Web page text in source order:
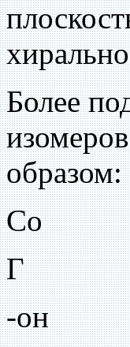
Более
образом:
Со
Г
-он